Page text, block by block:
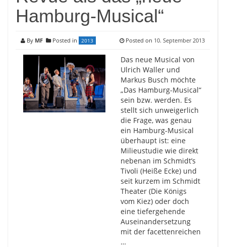
Hamburg-Musical“
By MF Posted in 2013 Posted on 10. September 2013
Das neue Musical von
Ulrich Waller und
Markus Busch möchte
„Das Hamburg-Musical“
sein bzw. werden. Es
stellt sich unweigerlich
die Frage, was genau
ein Hamburg-Musical
überhaupt ist: eine
Milieustudie wie direkt
nebenan im Schmidt’s
Tivoli (Heiße Ecke) und
seit kurzem im Schmidt
Theater (Die Königs
vom Kiez) oder doch
eine tiefergehende
Auseinandersetzung
mit der facettenreichen
…